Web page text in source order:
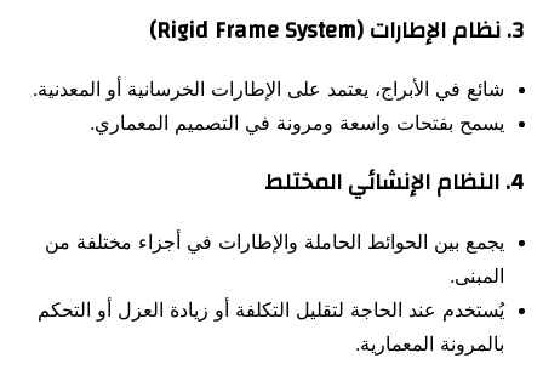
3. نظام الإطارات (Rigid Frame System)
شائع في الأبراج، يعتمد على الإطارات الخرسانية أو المعدنية.
يسمح بفتحات واسعة ومرونة في التصميم المعماري.
4. النظام الإنشائي المختلط
يجمع بين الحوائط الحاملة والإطارات في أجزاء مختلفة من
المبنى.
يُستخدم عند الحاجة لتقليل التكلفة أو زيادة العزل أو التحكم
بالمرونة المعمارية.